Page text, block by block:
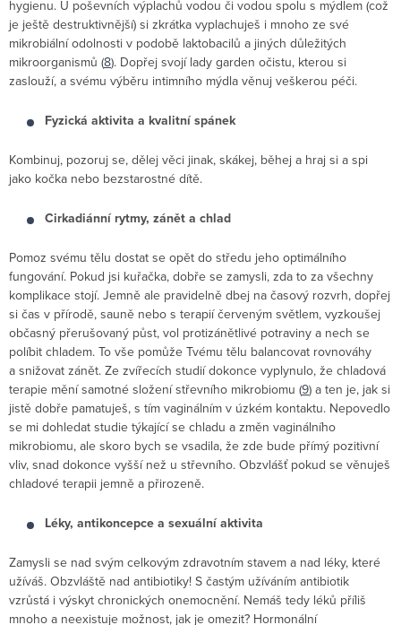
hygienu. U poševních výplachů vodou či vodou spolu s mýdlem (což
je ještě destruktivnější) si zkrátka vyplachuješ i mnoho ze své
mikrobiální odolnosti v podobě laktobacilů a jiných důležitých
mikroorganismů (8). Dopřej svojí lady garden očistu, kterou si
zaslouží, a svému výběru intimního mýdla věnuj veškerou péči.
Fyzická aktivita a kvalitní spánek
Kombinuj, pozoruj se, dělej věci jinak, skákej, běhej a hraj si a spi
jako kočka nebo bezstarostné dítě.
Cirkadiánní rytmy, zánět a chlad
Pomoz svému tělu dostat se opět do středu jeho optimálního
fungování. Pokud jsi kuřačka, dobře se zamysli, zda to za všechny
komplikace stojí. Jemně ale pravidelně dbej na časový rozvrh, dopřej
si čas v přírodě, sauně nebo s terapií červeným světlem, vyzkoušej
občasný přerušovaný půst, vol protizánětlivé potraviny a nech se
políbit chladem. To vše pomůže Tvému tělu balancovat rovnováhy
a snižovat zánět. Ze zvířecích studií dokonce vyplynulo, že chladová
terapie mění samotné složení střevního mikrobiomu (9) a ten je, jak si
jistě dobře pamatuješ, s tím vaginálním v úzkém kontaktu. Nepovedlo
se mi dohledat studie týkající se chladu a změn vaginálního
mikrobiomu, ale skoro bych se vsadila, že zde bude přímý pozitivní
vliv, snad dokonce vyšší než u střevního. Obzvlášť pokud se věnuješ
chladové terapii jemně a přirozeně.
Léky, antikoncepce a sexuální aktivita
Zamysli se nad svým celkovým zdravotním stavem a nad léky, které
užíváš. Obzvláště nad antibiotiky! S častým užíváním antibiotik
vzrůstá i výskyt chronických onemocnění. Nemáš tedy léků příliš
mnoho a neexistuje možnost, jak je omezit? Hormonální